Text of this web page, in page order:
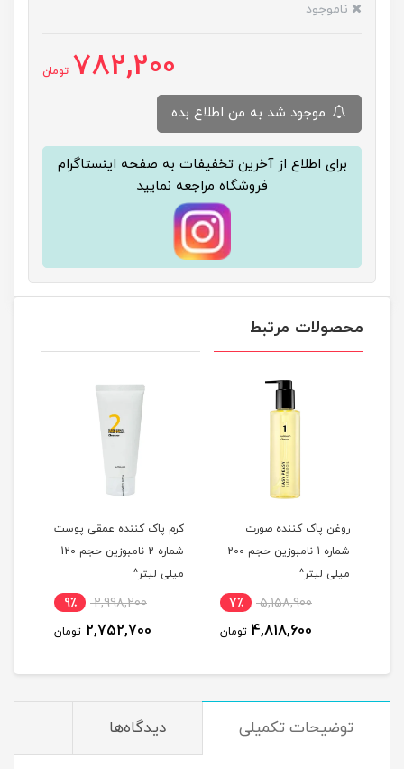
ناموجود
782,200 تومان
برای اطلاع از آخرین تخفیفات به صفحه اینستاگرام
فروشگاه مراجعه نمایید
محصولات مرتبط
روغن پاک کننده صورت
شماره 1 نامبوزین حجم 200
میلی لیتر^
5,158,900 7٪
4,818,600 تومان
کرم پاک کننده عمقی پوست
شماره 2 نامبوزین حجم 120
میلی لیتر^
2,998,200 9٪
2,752,700 تومان
توضیحات تکمیلی دیدگاه‌ها